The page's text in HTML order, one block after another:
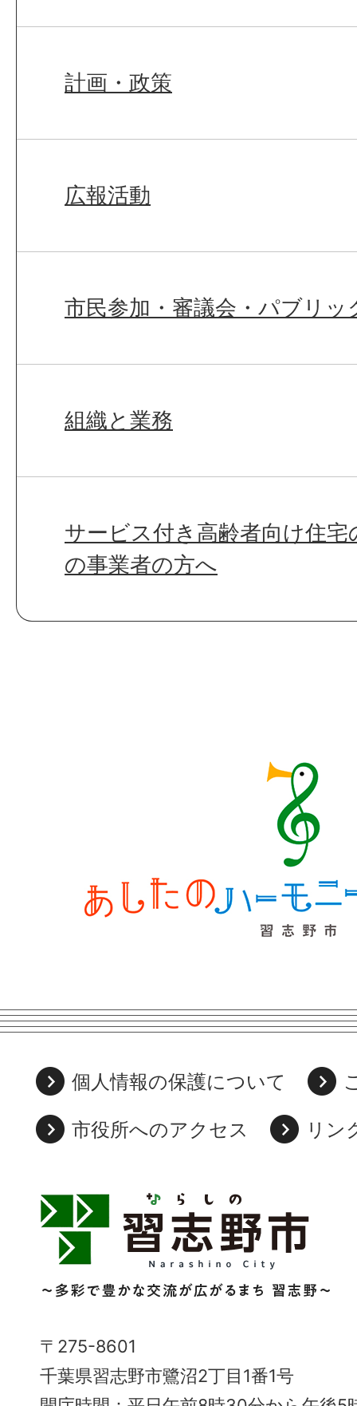
計画・政策
広報活動
市民参加・審議会・パブリッ
組織と業務
サービス付き高齢者向け住
の事業者の方へ
個人情報の保護について
市役所へのアクセス
リン
習
志
野
市
Narashino
City
～
〒275-8601
千葉県習志野市鷺沼2丁目1番1号